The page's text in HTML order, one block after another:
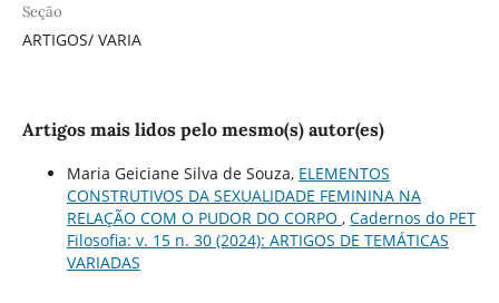
Seção
ARTIGOS/ VARIA
Artigos mais lidos pelo mesmo(s) autor(es)
Maria Geiciane Silva de Souza, ELEMENTOS
CONSTRUTIVOS DA SEXUALIDADE FEMININA NA
RELAÇÃO COM O PUDOR DO CORPO , Cadernos do PET
Filosofia: v. 15 n. 30 (2024): ARTIGOS DE TEMÁTICAS
VARIADAS